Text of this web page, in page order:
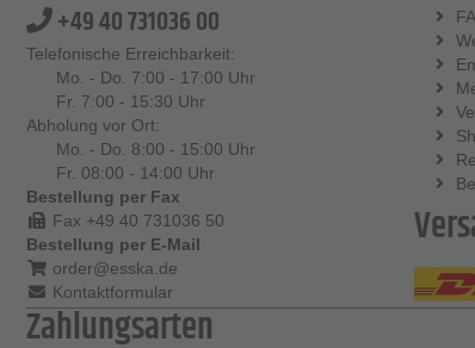
+49 40 731036 00
Telefonische Erreichbarkeit:
Mo. - Do. 7:00 - 17:00 Uhr
Fr. 7:00 - 15:30 Uhr
Abholung vor Ort:
Mo. - Do. 8:00 - 15:00 Uhr
Fr. 08:00 - 14:00 Uhr
Bestellung per Fax
Fax +49 40 731036 50
Bestellung per E-Mail
order@esska.de
Kontaktformular
Zahlungsarten